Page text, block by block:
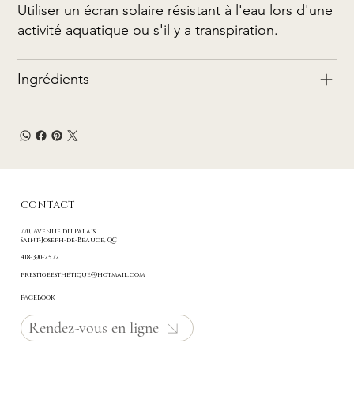
Utiliser un écran solaire résistant à l'eau lors d'une
activité aquatique ou s'il y a transpiration.
Ingrédients
CONTACT
770, Avenue du Palais,
Saint-Joseph-de-Beauce, QC
418-390-2572
prestigeesthetique@hotmail.com
FACEBOOK
Rendez-vous en ligne